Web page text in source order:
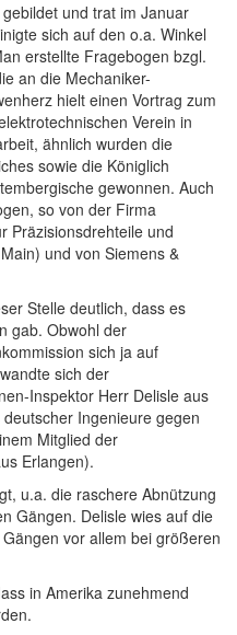
und trat im Januar
sich auf den o.a. Winkel
erstellte Fragebogen bzgl.
an die Mechaniker-
hielt einen Vortrag zum
Verein in
ähnlich wurden die
sowie die Königlich
gewonnen. Auch
so von der Firma
Präzisionsdrehteile und
und von Siemens &
Stelle deutlich, dass es
gab. Obwohl der
sich ja auf
sich der
Inspektor Herr Delisle aus
Ingenieure gegen
Mitglied der
Erlangen).
u.a. die raschere Abnützung
Gängen. Delisle wies auf die
vor allem bei größeren
in Amerika zunehmend